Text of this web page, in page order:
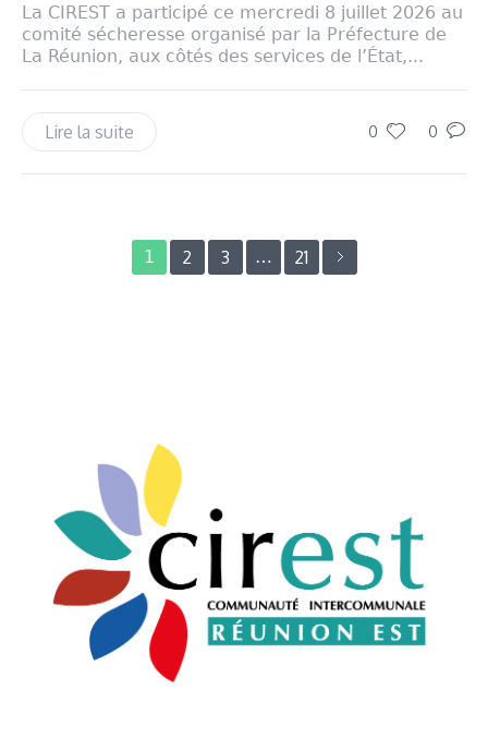
La CIREST a participé ce mercredi 8 juillet 2026 au
comité sécheresse organisé par la Préfecture de
La Réunion, aux côtés des services de l’État,...
0 0
Lire la suite
1 2 3 … 21